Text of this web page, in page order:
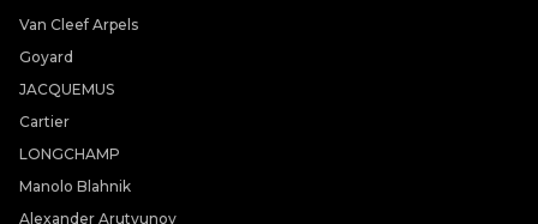
Van Cleef Arpels
Goyard
JACQUEMUS
Cartier
LONGCHAMP
Manolo Blahnik
Alexander Arutyunov